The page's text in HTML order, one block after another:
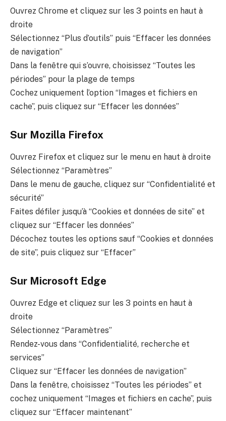
Ouvrez Chrome et cliquez sur les 3 points en haut à
droite
Sélectionnez “Plus d’outils” puis “Effacer les données
de navigation”
Dans la fenêtre qui s’ouvre, choisissez “Toutes les
périodes” pour la plage de temps
Cochez uniquement l’option “Images et fichiers en
cache”, puis cliquez sur “Effacer les données”
Sur Mozilla Firefox
Ouvrez Firefox et cliquez sur le menu en haut à droite
Sélectionnez “Paramètres”
Dans le menu de gauche, cliquez sur “Confidentialité et
sécurité”
Faites défiler jusqu’à “Cookies et données de site” et
cliquez sur “Effacer les données”
Décochez toutes les options sauf “Cookies et données
de site”, puis cliquez sur “Effacer”
Sur Microsoft Edge
Ouvrez Edge et cliquez sur les 3 points en haut à
droite
Sélectionnez “Paramètres”
Rendez-vous dans “Confidentialité, recherche et
services”
Cliquez sur “Effacer les données de navigation”
Dans la fenêtre, choisissez “Toutes les périodes” et
cochez uniquement “Images et fichiers en cache”, puis
cliquez sur “Effacer maintenant”